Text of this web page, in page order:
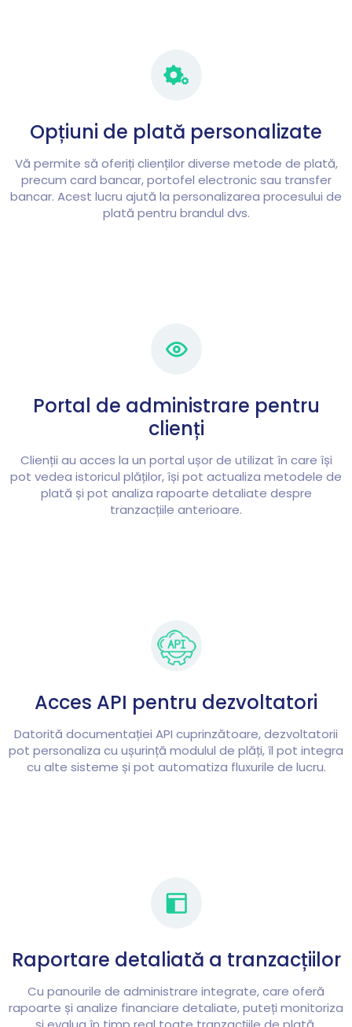
Opțiuni de plată personalizate
Vă permite să oferiți clienților diverse metode de plată,
precum card bancar, portofel electronic sau transfer
bancar. Acest lucru ajută la personalizarea procesului de
plată pentru brandul dvs.
Portal de administrare pentru
clienți
Clienții au acces la un portal ușor de utilizat în care își
pot vedea istoricul plăților, își pot actualiza metodele de
plată și pot analiza rapoarte detaliate despre
tranzacțiile anterioare.
Acces API pentru dezvoltatori
Datorită documentației API cuprinzătoare, dezvoltatorii
pot personaliza cu ușurință modulul de plăți, îl pot integra
cu alte sisteme și pot automatiza fluxurile de lucru.
Raportare detaliată a tranzacțiilor
Cu panourile de administrare integrate, care oferă
rapoarte și analize financiare detaliate, puteți monitoriza